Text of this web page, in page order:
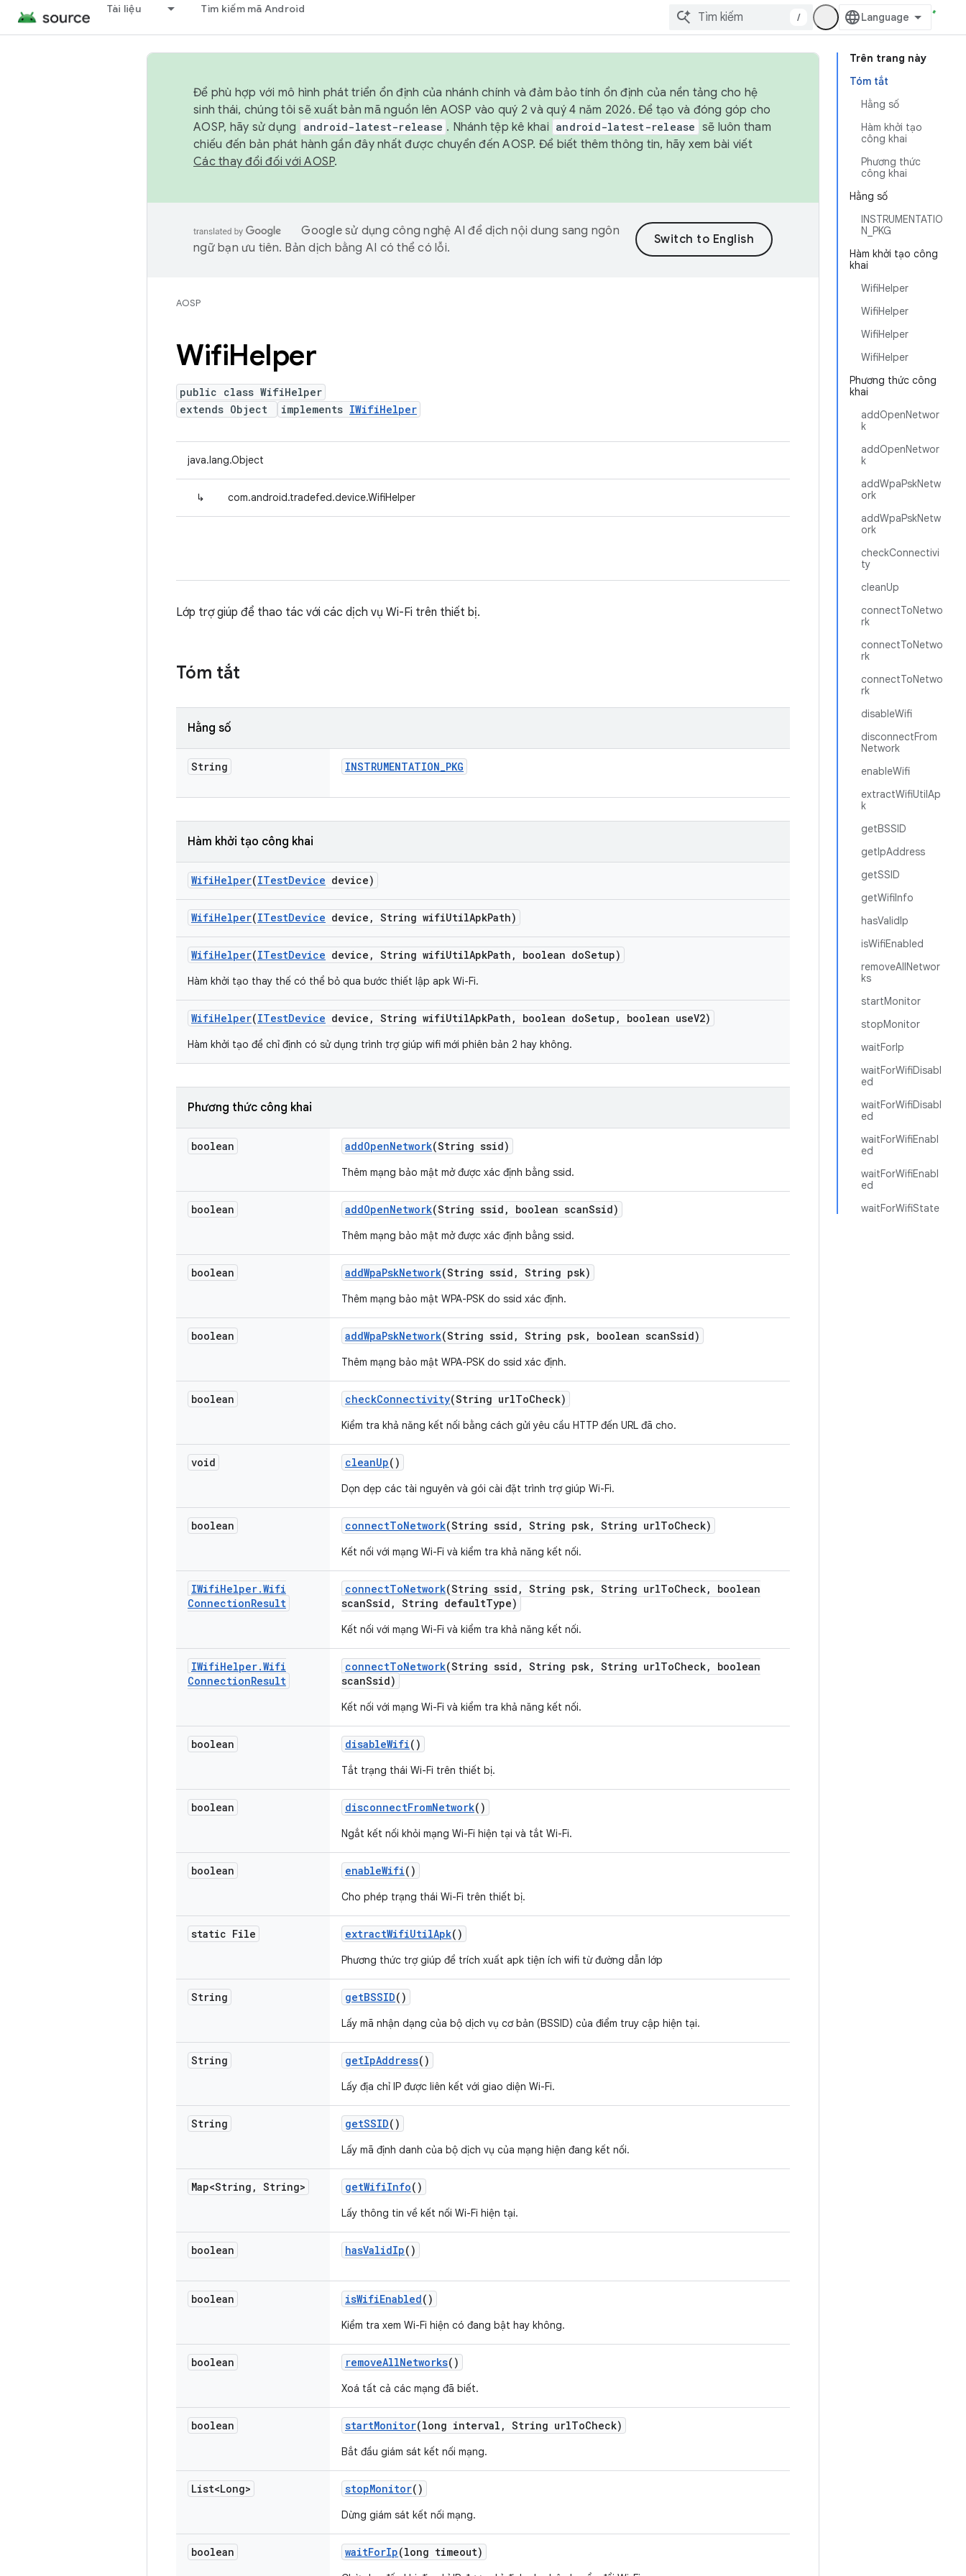
Tài liệu Tìm kiếm mã Android
/
Trên trang này
Tóm tắt
Hằng số
Hàm khởi tạo
công khai
Phương thức
công khai
Hằng số
INSTRUMENTATIO
N_PKG
Hàm khởi tạo công
khai
WifiHelper
WifiHelper
WifiHelper
WifiHelper
Phương thức công
khai
addOpenNetwor
k
addOpenNetwor
k
addWpaPskNetw
ork
addWpaPskNetw
ork
checkConnectivi
ty
cleanUp
connectToNetwo
rk
connectToNetwo
rk
connectToNetwo
rk
disableWifi
disconnectFrom
Network
enableWifi
extractWifiUtilAp
k
getBSSID
getIpAddress
getSSID
getWifiInfo
hasValidIp
isWifiEnabled
removeAllNetwor
ks
startMonitor
stopMonitor
waitForIp
waitForWifiDisabl
ed
waitForWifiDisabl
ed
waitForWifiEnabl
ed
waitForWifiEnabl
ed
waitForWifiState
Để phù hợp với mô hình phát triển ổn định của nhánh chính và đảm bảo tính ổn định của nền tảng cho hệ
sinh thái, chúng tôi sẽ xuất bản mã nguồn lên AOSP vào quý 2 và quý 4 năm 2026. Để tạo và đóng góp cho
AOSP, hãy sử dụng
android-latest-release . Nhánh tệp kê khai android-latest-release sẽ luôn tham
chiếu đến bản phát hành gần đây nhất được chuyển đến AOSP. Để biết thêm thông tin, hãy xem bài viết
Các thay đổi đối với AOSP.
Google sử dụng công nghệ AI để dịch nội dung sang ngôn
ngữ bạn ưu tiên. Bản dịch bằng AI có thể có lỗi.
AOSP
WifiHelper
public class WifiHelper
extends Object
implements IWifiHelper
java.lang.Object
↳ com.android.tradefed.device.WifiHelper
Lớp trợ giúp để thao tác với các dịch vụ Wi-Fi trên thiết bị.
Tóm tắt
Hằng số
String INSTRUMENTATION_PKG
Hàm khởi tạo công khai
WifiHelper(ITestDevice device)
WifiHelper(ITestDevice device , String wifiUtilApkPath)
WifiHelper(ITestDevice device , String wifiUtilApkPath , boolean doSetup)
Hàm khởi tạo thay thế có thể bỏ qua bước thiết lập apk Wi-Fi.
WifiHelper(ITestDevice device , String wifiUtilApkPath , boolean doSetup , boolean useV2)
Hàm khởi tạo để chỉ định có sử dụng trình trợ giúp wifi mới phiên bản 2 hay không.
Phương thức công khai
boolean addOpenNetwork(String ssid)
Thêm mạng bảo mật mở được xác định bằng ssid.
boolean addOpenNetwork(String ssid , boolean scanSsid)
Thêm mạng bảo mật mở được xác định bằng ssid.
boolean addWpaPskNetwork(String ssid , String psk)
Thêm mạng bảo mật WPA-PSK do ssid xác định.
boolean addWpaPskNetwork(String ssid , String psk, boolean scanSsid)
Thêm mạng bảo mật WPA-PSK do ssid xác định.
boolean checkConnectivity(String urlToCheck)
Kiểm tra khả năng kết nối bằng cách gửi yêu cầu HTTP đến URL đã cho.
void cleanUp()
Dọn dẹp các tài nguyên và gói cài đặt trình trợ giúp Wi-Fi.
boolean connectToNetwork(String ssid , String psk, String urlToCheck)
Kết nối với mạng Wi-Fi và kiểm tra khả năng kết nối.
IWifiHelper.Wifi
ConnectionResult
connectToNetwork(String ssid , String psk, String urlToCheck,
boolean
scanSsid , String defaultType)
Kết nối với mạng Wi-Fi và kiểm tra khả năng kết nối.
IWifiHelper.Wifi
ConnectionResult
connectToNetwork(String ssid , String psk, String urlToCheck,
boolean
scanSsid)
Kết nối với mạng Wi-Fi và kiểm tra khả năng kết nối.
boolean disableWifi()
Tắt trạng thái Wi-Fi trên thiết bị.
boolean disconnectFromNetwork()
Ngắt kết nối khỏi mạng Wi-Fi hiện tại và tắt Wi-Fi.
boolean enableWifi()
Cho phép trạng thái Wi-Fi trên thiết bị.
static File extractWifiUtilApk()
Phương thức trợ giúp để trích xuất apk tiện ích wifi từ đường dẫn lớp
String getBSSID()
Lấy mã nhận dạng của bộ dịch vụ cơ bản (BSSID) của điểm truy cập hiện tại.
String getIpAddress()
Lấy địa chỉ IP được liên kết với giao diện Wi-Fi.
String getSSID()
Lấy mã định danh của bộ dịch vụ của mạng hiện đang kết nối.
Map<String , String> getWifiInfo()
Lấy thông tin về kết nối Wi-Fi hiện tại.
boolean hasValidIp()
boolean isWifiEnabled()
Kiểm tra xem Wi-Fi hiện có đang bật hay không.
boolean removeAllNetworks()
Xoá tất cả các mạng đã biết.
boolean startMonitor(long interval , String urlToCheck)
Bắt đầu giám sát kết nối mạng.
List<Long> stopMonitor()
Dừng giám sát kết nối mạng.
boolean waitForIp(long timeout)